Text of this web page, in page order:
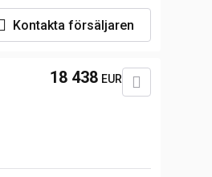
Kontakta försäljaren
18 438 EUR